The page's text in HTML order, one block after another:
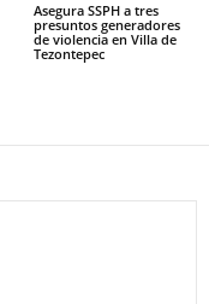
Asegura SSPH a tres
presuntos generadores
de violencia en Villa de
Tezontepec